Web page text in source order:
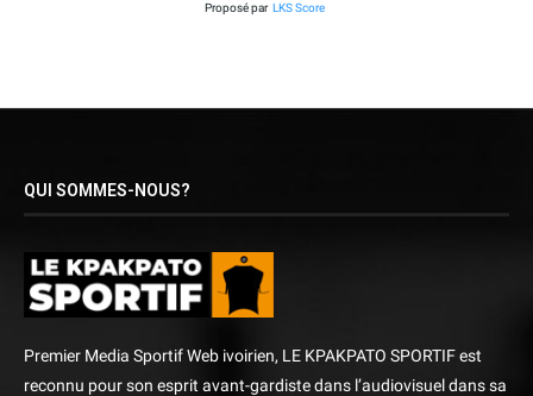
Proposé par LKS Score
QUI SOMMES-NOUS?
Premier Media Sportif Web ivoirien, LE KPAKPATO SPORTIF est
reconnu pour son esprit avant-gardiste dans l’audiovisuel dans sa